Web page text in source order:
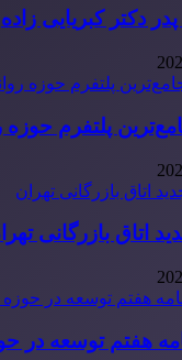
دکتر کبریایی زاده
پلتفرم
اتاق بازرگانی
هفتم توسعه در